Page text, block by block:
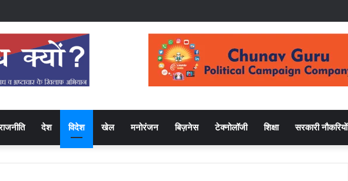
देश विदेश खेल मनोरंजन बिज़नेस टेक्नोलॉजी शिक्षा सरकारी नौकरियों